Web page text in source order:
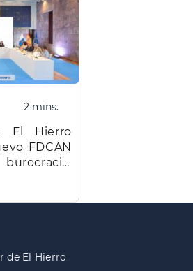
2 mins.
El Hierro
FDCAN
de El Hierro